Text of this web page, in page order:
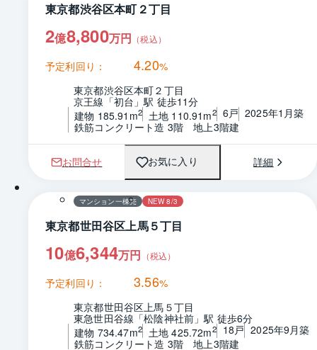
東京都渋谷区本町２丁目
2億8,800万円 （税込）
予定利回り： 4.20%
東京都渋谷区本町２丁目
京王線「初台」駅 徒歩11分
建物 185.91m2 土地 110.91m2 6戸 2025年1月築
鉄筋コンクリート造 3階　地上3階建
お問合せ お気に入り 詳細
1 / 0 間取り
マンション一棟売 NEW 8/3
東京都世田谷区上馬５丁目
10億6,344万円 （税込）
予定利回り： 3.56%
東京都世田谷区上馬５丁目
東急世田谷線「松陰神社前」駅 徒歩6分
建物 734.47m2 土地 425.72m2 18戸 2025年9月築
鉄筋コンクリート造 3階　地上3階建